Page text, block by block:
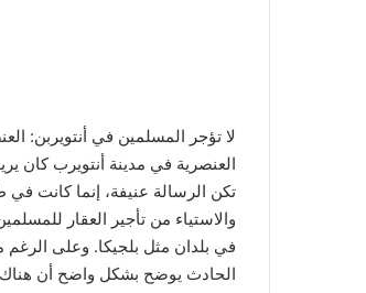
لا تؤجر المسلمين في أنتويربن:
العنصرية في مدينة أنتويرب كان
تكن الرسالة عنيفة، إنما كانت
والاستياء من تأجير العقار
في بلدان مثل بلجيكا. وعلى الرغم
الحادث يوضح بشكل واضح أن هناك